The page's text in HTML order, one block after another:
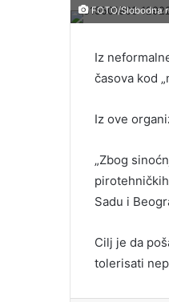
FOTO/Slobodna
Iz
časova kod
Iz ove
„Zbog
Sadu i
Cilj je da
tolerisati